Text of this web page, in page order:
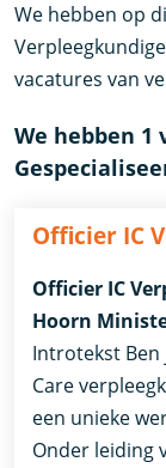
We hebben op
vacatures van
We hebben 1
Officier IC
Officier IC
Hoorn
Introtekst Ben
Care
een unieke
Onder leiding